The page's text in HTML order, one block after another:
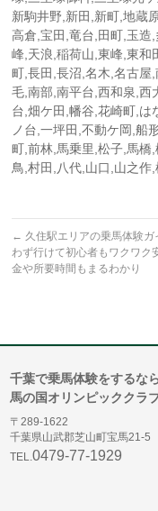
新駒井野,新田,新町,地蔵
高倉,宝田,竜台,田町,玉造
峰,天浪,稲荷山,東峰,東和
町,長田,長沼,名木,名古屋
毛,南部,南平台,西和泉,西
台,畑ケ田,幡谷,花崎町,は
ノ台,一坪田,不動ケ岡,船
町,前林,馬乗里,松子,馬橋
鳥,村田,八代,山口,山之作
← 久住駅エリアの乗馬体験
わず行けて初心者もワクワク
金や所要時間もまるわかり
千葉で乗馬体験をするな
馬の国オリンピッククラ
〒289-1622
千葉県山武郡芝山町宝馬21-5
TEL.0479-77-1929